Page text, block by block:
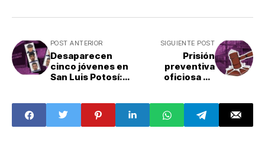
POST ANTERIOR
Desaparecen
cinco jóvenes en
San Luis Potosí:
SIGUIENTE POST
Prisión
preventiva
oficiosa en
casos son
evaluados